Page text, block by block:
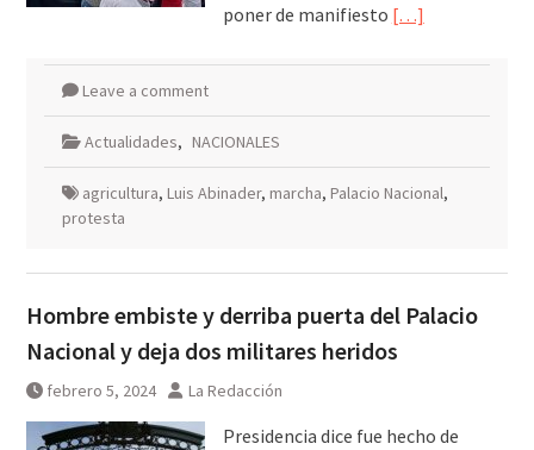
poner de manifiesto […]
Leave a comment
Actualidades, NACIONALES
agricultura, Luis Abinader, marcha, Palacio Nacional,
protesta
Hombre embiste y derriba puerta del Palacio
Nacional y deja dos militares heridos
febrero 5, 2024 La Redacción
Presidencia dice fue hecho de